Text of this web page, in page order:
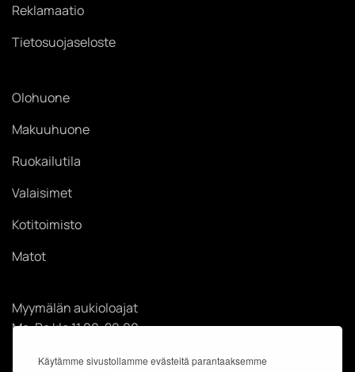
Käytämme sivustollamme evästeitä parantaaksemme
Reklamaatio
Tietosuojaseloste
Olohuone
Makuuhuone
Ruokailutila
Valaisimet
Kotitoimisto
Matot
Myymälän aukioloajat
Ma-Pe klo 11.00-20.00
Su klo 12.00-18.00